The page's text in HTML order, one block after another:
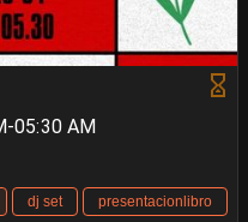
05:30 AM
dj set
presentacionlibro